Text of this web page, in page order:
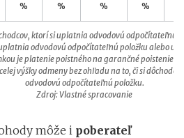
ktorí si uplatnia odvodovú odpočítateľnú
odvodovú odpočítateľnú položku alebo
je platenie poistného na garančné poistenie a
výšky odmeny bez ohľadu na to, či si
odvodovú odpočítateľnú položku.
Zdroj: Vlastné spracovanie
%
%
%
%
môže i poberateľ